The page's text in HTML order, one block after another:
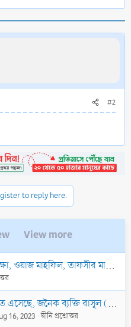
#2
to reply here.
View more
ইত্যাদি দীনী কাজ করার জন্য বেতন/পারিশ্রমিক গ্রহণ করা এবং এ জন্য চুক্তি করা কি বৈধ?
16, 2023 দ্বীনি প্রশ্নোত্তর